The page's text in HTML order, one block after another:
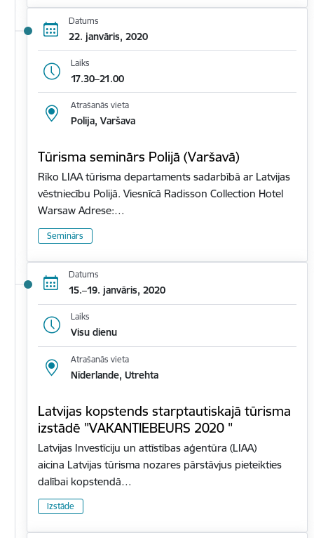
Datums
22. janvāris, 2020
Laiks
17.30–21.00
Atrašanās vieta
Polija, Varšava
Tūrisma seminārs Polijā (Varšavā)
Rīko LIAA tūrisma departaments sadarbībā ar Latvijas
vēstniecību Polijā. Viesnīcā Radisson Collection Hotel
Warsaw Adrese:…
Seminārs
Datums
15.–19. janvāris, 2020
Laiks
Visu dienu
Atrašanās vieta
Nīderlande, Utrehta
Latvijas kopstends starptautiskajā tūrisma
izstādē "VAKANTIEBEURS 2020 "
Latvijas Investīciju un attīstības aģentūra (LIAA)
aicina Latvijas tūrisma nozares pārstāvjus pieteikties
dalībai kopstendā…
Izstāde